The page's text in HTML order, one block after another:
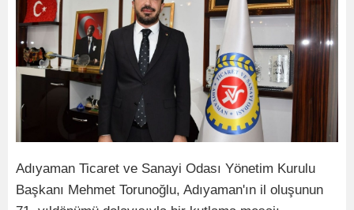
Adıyaman Ticaret ve Sanayi Odası Yönetim Kurulu
Başkanı Mehmet Torunoğlu, Adıyaman'ın il oluşunun